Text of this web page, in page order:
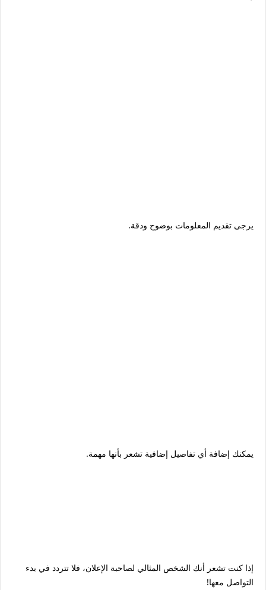
يرجى تقديم المعلومات بوضوح ودقة.
يمكنك إضافة أي تفاصيل إضافية تشعر بأنها مهمة.
إذا كنت تشعر أنك الشخص المثالي لصاحبة الإعلان، فلا تتردد في بدء
التواصل معها!